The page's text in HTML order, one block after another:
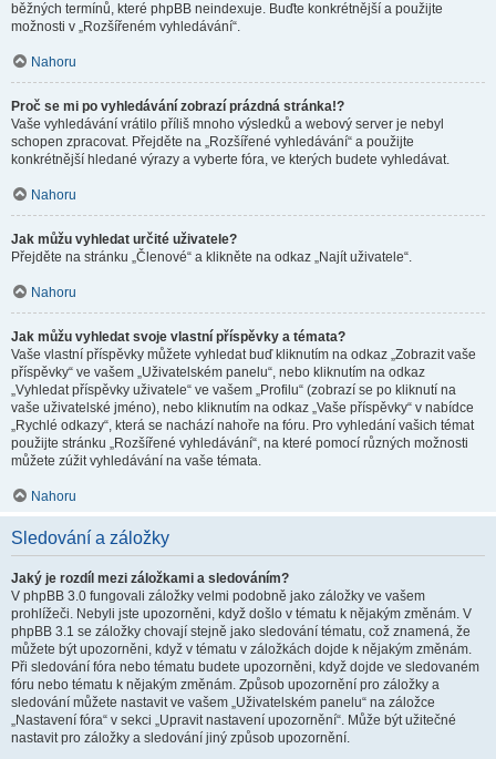
běžných termínů, které phpBB neindexuje. Buďte konkrétnější a použijte
možnosti v „Rozšířeném vyhledávání“.
Nahoru
Proč se mi po vyhledávání zobrazí prázdná stránka!?
Vaše vyhledávání vrátilo příliš mnoho výsledků a webový server je nebyl
schopen zpracovat. Přejděte na „Rozšířené vyhledávání“ a použijte
konkrétnější hledané výrazy a vyberte fóra, ve kterých budete vyhledávat.
Nahoru
Jak můžu vyhledat určité uživatele?
Přejděte na stránku „Členové“ a klikněte na odkaz „Najít uživatele“.
Nahoru
Jak můžu vyhledat svoje vlastní příspěvky a témata?
Vaše vlastní příspěvky můžete vyhledat buď kliknutím na odkaz „Zobrazit vaše
příspěvky“ ve vašem „Uživatelském panelu“, nebo kliknutím na odkaz
„Vyhledat příspěvky uživatele“ ve vašem „Profilu“ (zobrazí se po kliknutí na
vaše uživatelské jméno), nebo kliknutím na odkaz „Vaše příspěvky“ v nabídce
„Rychlé odkazy“, která se nachází nahoře na fóru. Pro vyhledání vašich témat
použijte stránku „Rozšířené vyhledávání“, na které pomocí různých možnosti
můžete zúžit vyhledávání na vaše témata.
Nahoru
Sledování a záložky
Jaký je rozdíl mezi záložkami a sledováním?
V phpBB 3.0 fungovali záložky velmi podobně jako záložky ve vašem
prohlížeči. Nebyli jste upozorněni, když došlo v tématu k nějakým změnám. V
phpBB 3.1 se záložky chovají stejně jako sledování tématu, což znamená, že
můžete být upozorněni, když v tématu v záložkách dojde k nějakým změnám.
Při sledování fóra nebo tématu budete upozorněni, když dojde ve sledovaném
fóru nebo tématu k nějakým změnám. Způsob upozornění pro záložky a
sledování můžete nastavit ve vašem „Uživatelském panelu“ na záložce
„Nastavení fóra“ v sekci „Upravit nastavení upozornění“. Může být užitečné
nastavit pro záložky a sledování jiný způsob upozornění.